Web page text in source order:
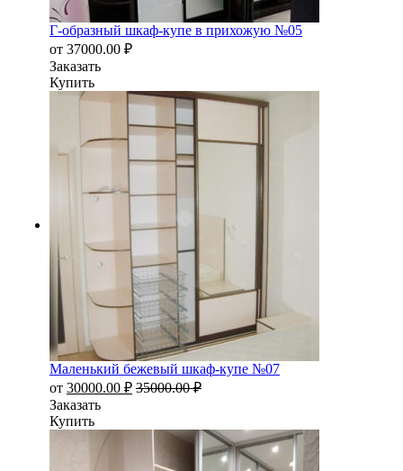
Г-образный шкаф-купе в прихожую №05
от 37000.00 ₽
Заказать
Купить
Маленький бежевый шкаф-купе №07
от 30000.00 ₽ 35000.00₽
Заказать
Купить